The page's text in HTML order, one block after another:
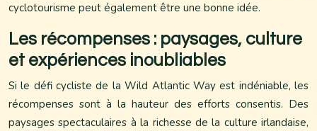
cyclotourisme peut également être une bonne idée.
Les récompenses : paysages, culture
et expériences inoubliables
Si le défi cycliste de la Wild Atlantic Way est indéniable, les
récompenses sont à la hauteur des efforts consentis. Des
paysages spectaculaires à la richesse de la culture irlandaise,